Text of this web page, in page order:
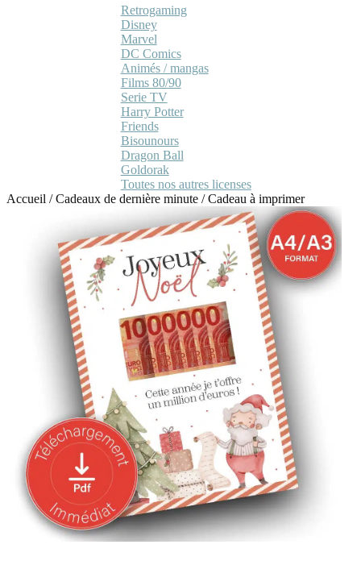
Retrogaming
Disney
Marvel
DC Comics
Animés / mangas
Films 80/90
Serie TV
Harry Potter
Friends
Bisounours
Dragon Ball
Goldorak
Toutes nos autres licenses
Accueil /Cadeaux de dernière minute /Cadeau à imprimer